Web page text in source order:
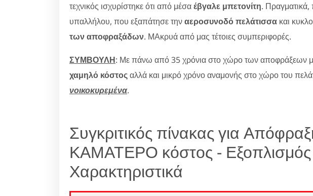
τεχνικός ισχυρίστηκε ότι από μέσαέβγαλε μπετονίτη. Πραγματικά,
υπαλλήλου, που εξαπάτησε τηναεροσυνοδό πελάτισσα και
των αποφραξάδων. ΜΑκρυά από μας τέτοιες συμπεριφορές.
ΣΥΜΒΟΥΛΗ: Με πάνω από 35 χρόνια στο χώρο των αποφράξεων
χαμηλό κόστοςαλλά και μικρό χρόνο αναμονής στο χώρο του
νοικοκυρεμένα.
Συγκριτικός πίνακας για
ΚΑΜΑΤΕΡΟ κόστος -
Χαρακτηριστικά